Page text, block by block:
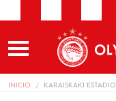
INICIO KARAISKAKI ESTADIO